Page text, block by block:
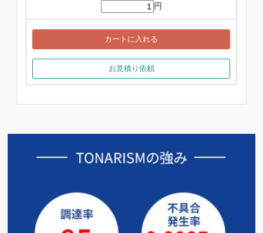
円
カートに入れる
お見積り依頼